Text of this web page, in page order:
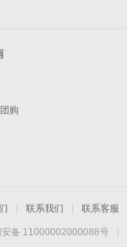
购
联系我们 联系客服
安备 11000002000088号